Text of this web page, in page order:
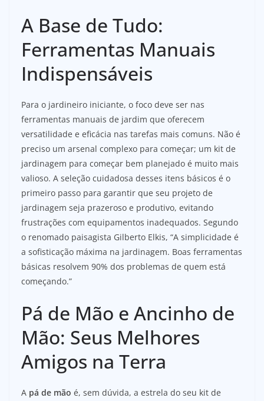
A Base de Tudo:
Ferramentas Manuais
Indispensáveis
Para o jardineiro iniciante, o foco deve ser nas
ferramentas manuais de jardim que oferecem
versatilidade e eficácia nas tarefas mais comuns. Não é
preciso um arsenal complexo para começar; um kit de
jardinagem para começar bem planejado é muito mais
valioso. A seleção cuidadosa desses itens básicos é o
primeiro passo para garantir que seu projeto de
jardinagem seja prazeroso e produtivo, evitando
frustrações com equipamentos inadequados. Segundo
o renomado paisagista Gilberto Elkis, “A simplicidade é
a sofisticação máxima na jardinagem. Boas ferramentas
básicas resolvem 90% dos problemas de quem está
começando.”
Pá de Mão e Ancinho de
Mão: Seus Melhores
Amigos na Terra
A pá de mão é, sem dúvida, a estrela do seu kit de